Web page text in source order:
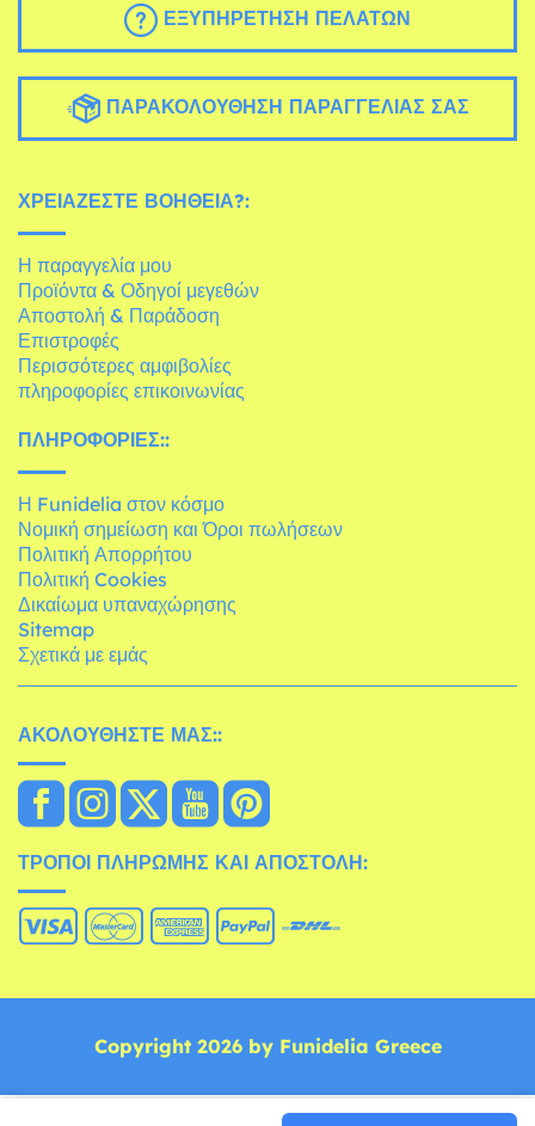
ΕΞΥΠΗΡΈΤΗΣΗ ΠΕΛΑΤΏΝ
ΠΑΡΑΚΟΛΟΎΘΗΣΗ ΠΑΡΑΓΓΕΛΊΑΣ ΣΑΣ
ΧΡΕΙΆΖΕΣΤΕ ΒΟΉΘΕΙΑ?:
Η παραγγελία μου
Προϊόντα & Οδηγοί μεγεθών
Αποστολή & Παράδοση
Επιστροφές
Περισσότερες αμφιβολίες
πληροφορίες επικοινωνίας
ΠΛΗΡΟΦΟΡΊΕΣ::
Η Funidelia στον κόσμο
Νομική σημείωση και Όροι πωλήσεων
Πολιτική Απορρήτου
Πολιτική Cookies
Δικαίωμα υπαναχώρησης
Sitemap
Σχετικά με εμάς
ΑΚΟΛΟΥΘΉΣΤΕ ΜΑΣ::
ΤΡΌΠΟΙ ΠΛΗΡΩΜΉΣ ΚΑΙ ΑΠΟΣΤΟΛΉ:
Copyright 2026 by Funidelia Greece